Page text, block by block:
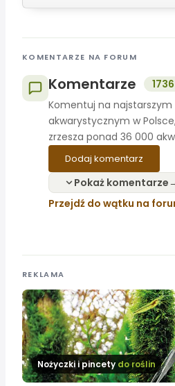
KOMENTARZE NA FORUM
Komentarze
1736
Komentuj na
akwarystycznym w
zrzesza ponad 36 000
Dodaj komentarz
Pokaż komentarze
Przejdź do wątku na
REKLAMA
Nożyczki i pincety do roślin